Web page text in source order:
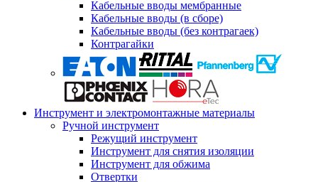
Кабельные вводы мембранные
Кабельные вводы (в сборе)
Кабельные вводы (без контрагаек)
Контрагайки
Инструмент и электромонтажные материалы
Ручной инструмент
Режущий инструмент
Инструмент для снятия изоляции
Инструмент для обжима
Отвертки